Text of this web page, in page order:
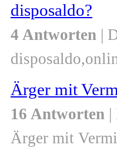
disposaldo?
4 Antworten |
Ärger mit
16 Antworten |
Ärger mit